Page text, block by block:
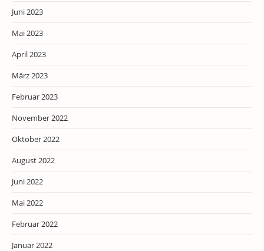
Juni 2023
Mai 2023
April 2023
März 2023
Februar 2023
November 2022
Oktober 2022
August 2022
Juni 2022
Mai 2022
Februar 2022
Januar 2022